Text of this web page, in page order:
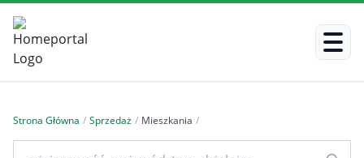
Strona Główna / Sprzedaż / Mieszkania /